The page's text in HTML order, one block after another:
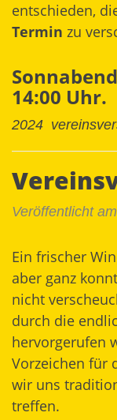
entschieden,
Termin zu
14:00 Uhr.
2024
Veröffentlicht
Ein frischer
aber ganz
nicht
durch die
hervorgerufen
Vorzeichen für
wir uns
treffen.